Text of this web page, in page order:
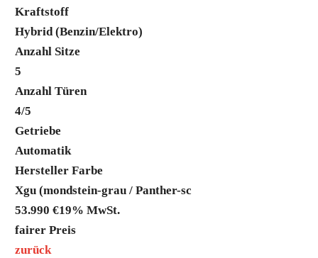
Kraftstoff
Hybrid (Benzin/Elektro)
Anzahl Sitze
5
Anzahl Türen
4/5
Getriebe
Automatik
Hersteller Farbe
Xgu (mondstein-grau / Panther-sc
53.990 €19% MwSt.
fairer Preis
zurück